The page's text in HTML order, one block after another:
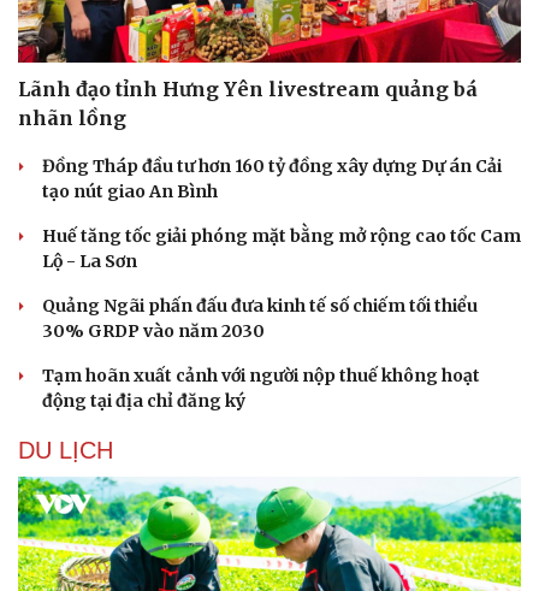
Lãnh đạo tỉnh Hưng Yên livestream quảng bá
nhãn lồng
Đồng Tháp đầu tư hơn 160 tỷ đồng xây dựng Dự án Cải
tạo nút giao An Bình
Huế tăng tốc giải phóng mặt bằng mở rộng cao tốc Cam
Lộ - La Sơn
Quảng Ngãi phấn đấu đưa kinh tế số chiếm tối thiểu
30% GRDP vào năm 2030
Tạm hoãn xuất cảnh với người nộp thuế không hoạt
động tại địa chỉ đăng ký
DU LỊCH